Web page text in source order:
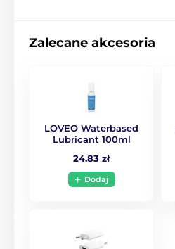
Zalecane akcesoria
LOVEO Waterbased
Lubricant 100ml
24.83 zł
Dodaj